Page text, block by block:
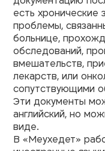
есть хронические
проблемы,
больнице,
обследований,
вмешательств,
лекарств, или
сопутствующими
Эти документы
английский, но
виде.
В«Меухедет»